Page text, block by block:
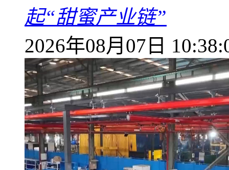
起“甜蜜产业链”
2026年08月07日